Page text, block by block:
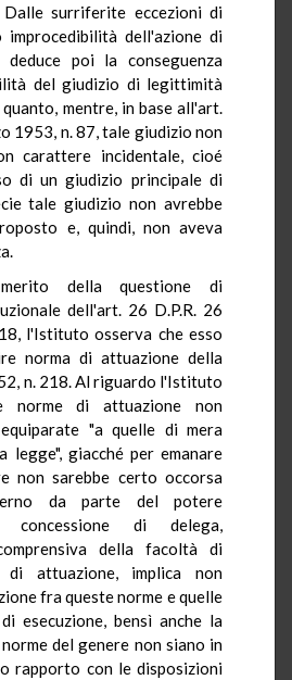
Dalle surriferite eccezioni di
improcedibilità dell'azione di
poi la conseguenza
del giudizio di legittimità
mentre, in base all'art.
1953, n. 87, tale giudizio non
carattere incidentale, cioé
di un giudizio principale di
tale giudizio non avrebbe
e, quindi, non aveva
della questione di
dell'art. 26 D.P.R. 26
l'Istituto osserva che esso
norma di attuazione della
n. 218. Al riguardo l'Istituto
norme di attuazione non
"a quelle di mera
legge", giacché per emanare
non sarebbe certo occorsa
da parte del potere
concessione di delega,
della facoltà di
di attuazione, implica non
fra queste norme e quelle
esecuzione, bensì anche la
del genere non siano in
rapporto con le disposizioni